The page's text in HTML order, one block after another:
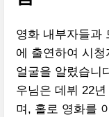
영화 내부자들과
에 출연하여 시
얼굴을 알렸습니
우님은 데뷔 22
며, 홀로 영화를